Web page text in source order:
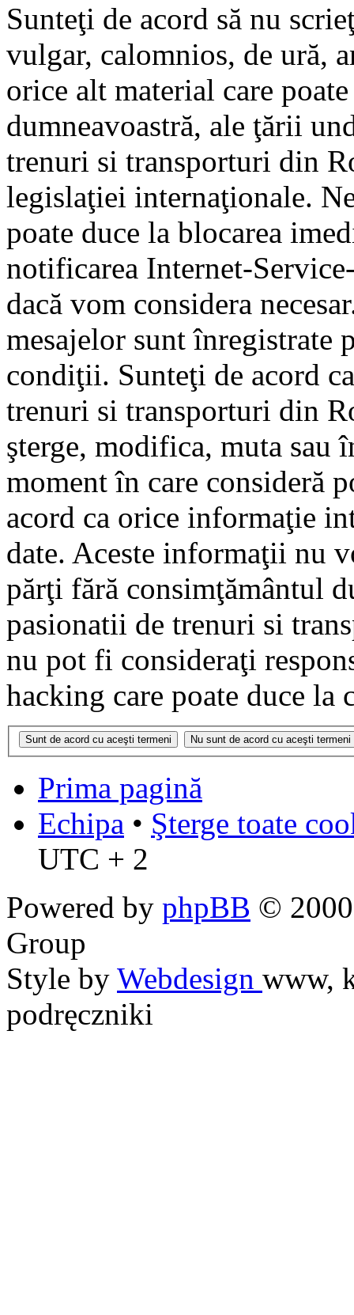
Sunteţi de acord să nu
vulgar, calomnios, de ură,
orice alt material care
dumneavoastră, ale ţării
trenuri si transporturi din
legislaţiei internaţionale.
poate duce la blocarea
notificarea Internet-
dacă vom considera
mesajelor sunt înregistrate
condiţii. Sunteţi de acord
trenuri si transporturi din
şterge, modifica, muta sau
moment în care consideră
acord ca orice informaţie
date. Aceste informaţii nu
părţi fără consimţământul
pasionatii de trenuri si
nu pot fi consideraţi
hacking care poate duce la
Prima pagină
Echipa • Şterge toate
UTC + 2
Powered by phpBB ©
Group
Style by Webdesign www,
podręczniki